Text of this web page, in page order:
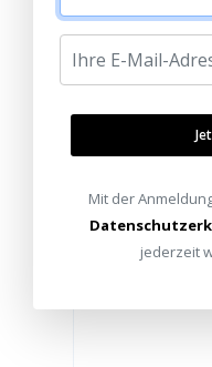
★★★★★
Magnetar
Ultra HD Blu-
Mit der
jederzeit